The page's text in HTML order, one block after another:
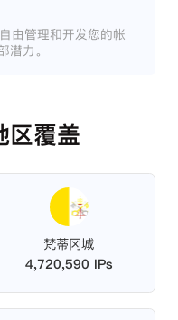
由管理和开发您的帐
潜力。
区覆盖
梵蒂冈城
4,720,590 IPs